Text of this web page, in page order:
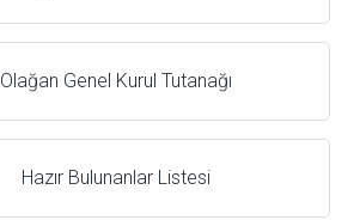
Olağan Genel Kurul Tutanağı
Hazır Bulunanlar Listesi